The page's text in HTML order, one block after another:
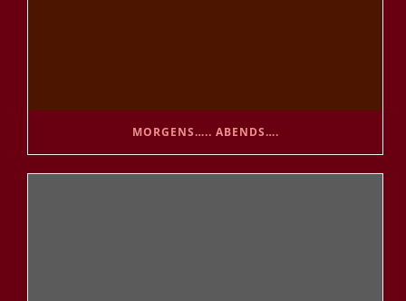
MORGENS….. ABENDS….